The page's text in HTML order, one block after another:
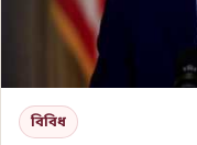
বিবিধ